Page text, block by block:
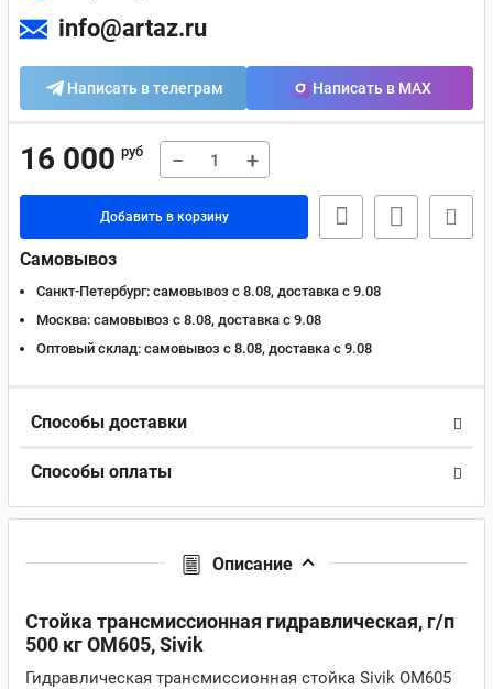
info@artaz.ru
Написать в телеграм Написать в MAX
16 000 руб − +
Добавить в корзину
Самовывоз
Санкт-Петербург: самовывоз с 8.08, доставка c 9.08
Москва: самовывоз с 8.08, доставка c 9.08
Оптовый склад: самовывоз с 8.08, доставка c 9.08
Способы доставки
Способы оплаты
Описание
Стойка трансмиссионная гидравлическая, г/п
500 кг ОМ605, Sivik
Гидравлическая трансмиссионная стойка Sivik ОМ605